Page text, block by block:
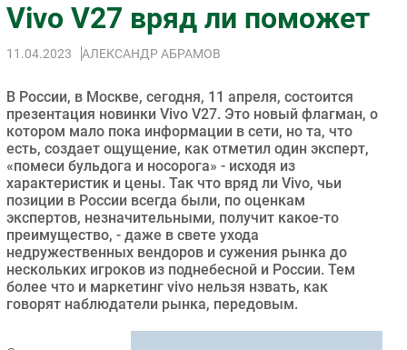
Импорто­замещение
Автоматизация Промышленности
Мобильная связь
Фиксированная связь
Интеграция
Рынок ПК
Маркетинг
Торговые сети
Оборудование
ПО
Outsourcing
Vivo V27 вряд ли поможет
11.04.2023 АЛЕКСАНДР АБРАМОВ
В России, в Москве, сегодня, 11 апреля, состоится
презентация новинки Vivo V27. Это новый флагман, о
котором мало пока информации в сети, но та, что
есть, создает ощущение, как отметил один эксперт,
«помеси бульдога и носорога» - исходя из
характеристик и цены. Так что вряд ли Vivo, чьи
позиции в России всегда были, по оценкам
экспертов, незначительными, получит какое-то
преимущество, - даже в свете ухода
недружественных вендоров и сужения рынка до
нескольких игроков из поднебесной и России. Тем
более что и маркетинг vivo нельзя нзвать, как
говорят наблюдатели рынка, передовым.